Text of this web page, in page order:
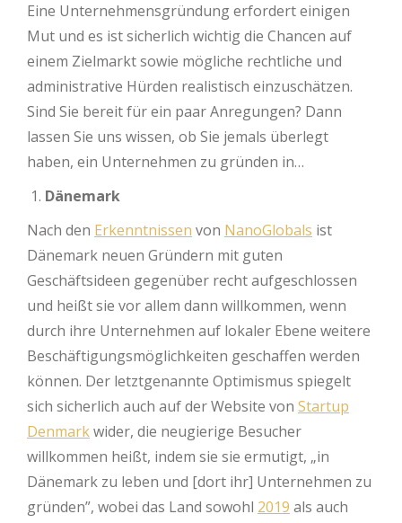
Eine Unternehmensgründung erfordert einigen
Mut und es ist sicherlich wichtig die Chancen auf
einem Zielmarkt sowie mögliche rechtliche und
administrative Hürden realistisch einzuschätzen.
Sind Sie bereit für ein paar Anregungen? Dann
lassen Sie uns wissen, ob Sie jemals überlegt
haben, ein Unternehmen zu gründen in…
Dänemark
Nach den Erkenntnissen von NanoGlobals ist
Dänemark neuen Gründern mit guten
Geschäftsideen gegenüber recht aufgeschlossen
und heißt sie vor allem dann willkommen, wenn
durch ihre Unternehmen auf lokaler Ebene weitere
Beschäftigungsmöglichkeiten geschaffen werden
können. Der letztgenannte Optimismus spiegelt
sich sicherlich auch auf der Website von Startup
Denmarkwider, die neugierige Besucher
willkommen heißt, indem sie sie ermutigt, „in
Dänemark zu leben und [dort ihr] Unternehmen zu
gründen”, wobei das Land sowohl 2019 als auch